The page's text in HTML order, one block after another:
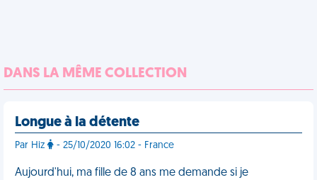
DANS LA MÊME COLLECTION
Longue à la détente
Par Hiz - 25/10/2020 16:02 - France
Aujourd'hui, ma fille de 8 ans me demande si je